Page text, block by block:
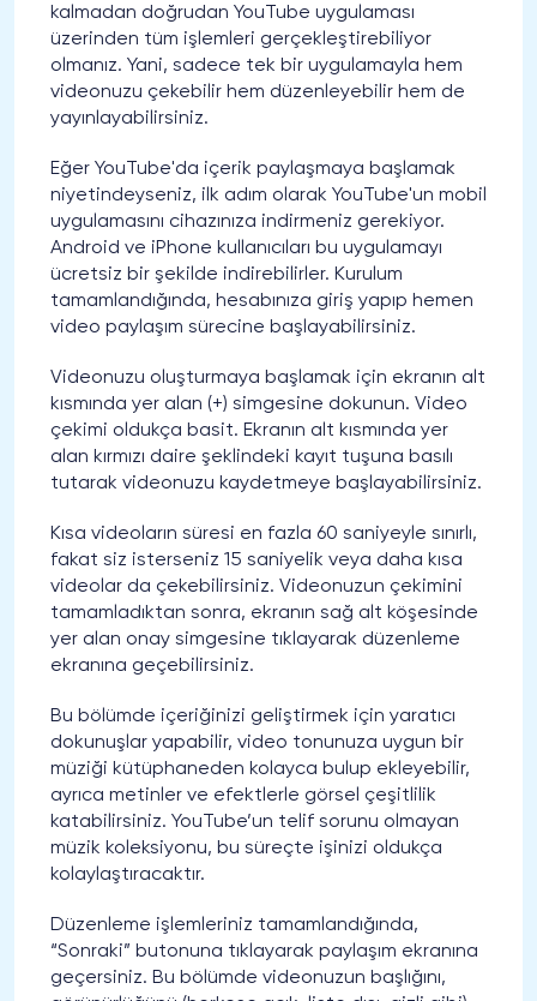
kalmadan doğrudan YouTube uygulaması
üzerinden tüm işlemleri gerçekleştirebiliyor
olmanız. Yani, sadece tek bir uygulamayla hem
videonuzu çekebilir hem düzenleyebilir hem de
yayınlayabilirsiniz.
Eğer YouTube'da içerik paylaşmaya başlamak
niyetindeyseniz, ilk adım olarak YouTube'un mobil
uygulamasını cihazınıza indirmeniz gerekiyor.
Android ve iPhone kullanıcıları bu uygulamayı
ücretsiz bir şekilde indirebilirler. Kurulum
tamamlandığında, hesabınıza giriş yapıp hemen
video paylaşım sürecine başlayabilirsiniz.
Videonuzu oluşturmaya başlamak için ekranın alt
kısmında yer alan (+) simgesine dokunun. Video
çekimi oldukça basit. Ekranın alt kısmında yer
alan kırmızı daire şeklindeki kayıt tuşuna basılı
tutarak videonuzu kaydetmeye başlayabilirsiniz.
Kısa videoların süresi en fazla 60 saniyeyle sınırlı,
fakat siz isterseniz 15 saniyelik veya daha kısa
videolar da çekebilirsiniz. Videonuzun çekimini
tamamladıktan sonra, ekranın sağ alt köşesinde
yer alan onay simgesine tıklayarak düzenleme
ekranına geçebilirsiniz.
Bu bölümde içeriğinizi geliştirmek için yaratıcı
dokunuşlar yapabilir, video tonunuza uygun bir
müziği kütüphaneden kolayca bulup ekleyebilir,
ayrıca metinler ve efektlerle görsel çeşitlilik
katabilirsiniz. YouTube’un telif sorunu olmayan
müzik koleksiyonu, bu süreçte işinizi oldukça
kolaylaştıracaktır.
Düzenleme işlemleriniz tamamlandığında,
“Sonraki” butonuna tıklayarak paylaşım ekranına
geçersiniz. Bu bölümde videonuzun başlığını,